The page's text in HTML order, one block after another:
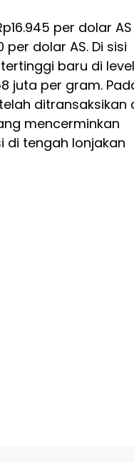
per dolar AS
dolar AS. Di sisi
baru di level
juta per gram.
ditransaksikan
mencerminkan
di tengah lonjakan